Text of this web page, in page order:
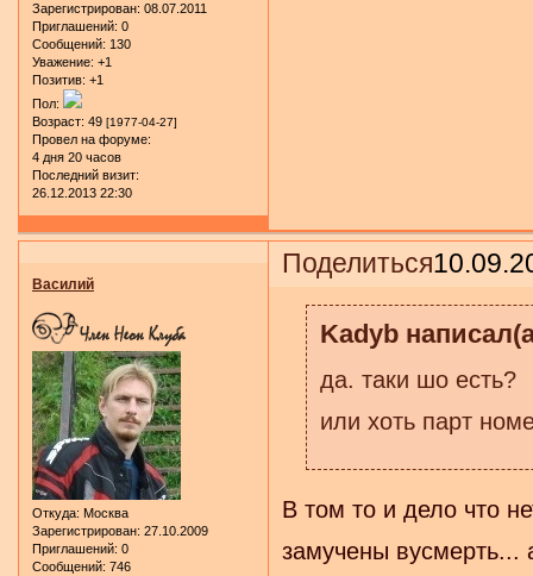
Зарегистрирован: 08.07.2011
Приглашений: 0
Сообщений: 130
Уважение: +1
Позитив: +1
Пол:
Возраст: 49 [1977-04-27]
Провел на форуме:
4 дня 20 часов
Последний визит:
26.12.2013 22:30
Поделиться
Василий
Откуда: Москва
Зарегистрирован: 27.10.2009
Приглашений: 0
Сообщений: 746
Kadyb
да. таки шо есть?
или хоть парт
В том то и дело что
замучены вусмерть...